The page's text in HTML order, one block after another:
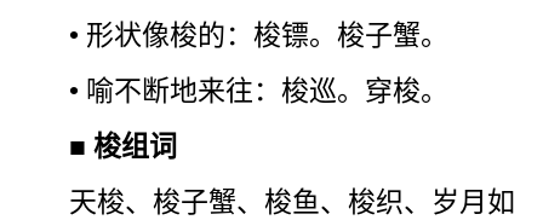
• 形状像梭的：梭镖。梭子蟹。
• 喻不断地来往：梭巡。穿梭。
■梭组词
天梭、梭子蟹、梭鱼、梭织、岁月如